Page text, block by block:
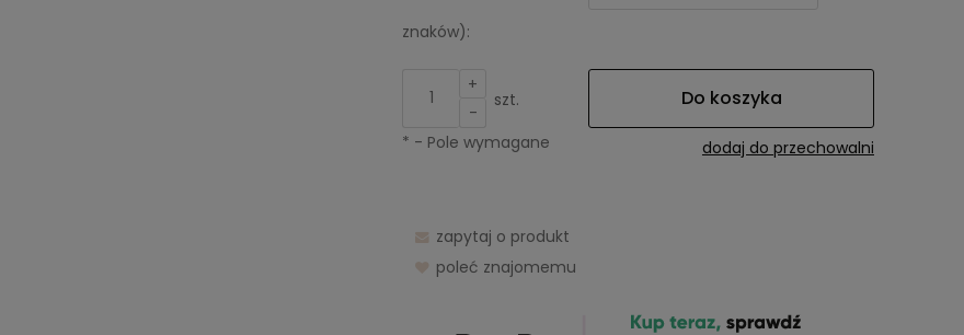
znaków):
+
-
szt. Do koszyka
dodaj do przechowalni
* - Pole wymagane
zapytaj o produkt
poleć znajomemu